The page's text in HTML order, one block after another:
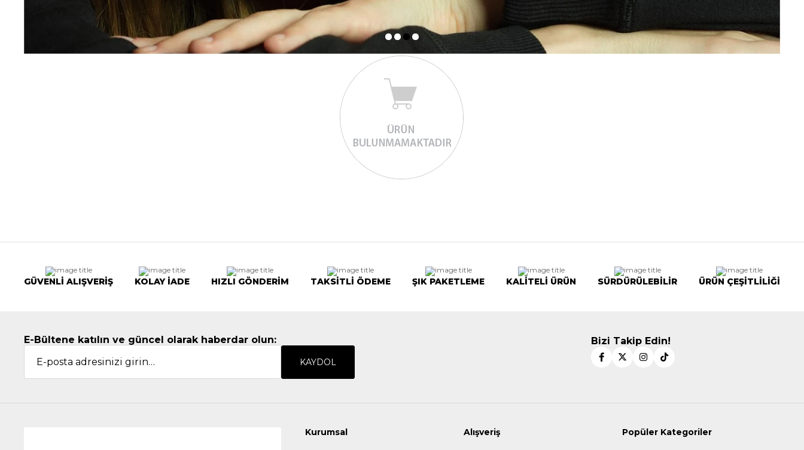
GÜVENLİ ALIŞVERİŞ KOLAY İADE HIZLI GÖNDERİM TAKSİTLİ ÖDEME ŞIK PAKETLEME KALİTELİ ÜRÜN SÜRDÜRÜLEBİLİR ÜRÜN ÇEŞİTLİLİĞİ
E-Bültene katılın ve güncel olarak haberdar olun:
KAYDOL
Bizi Takip Edin!
Kurumsal Alışveriş Popüler Kategoriler